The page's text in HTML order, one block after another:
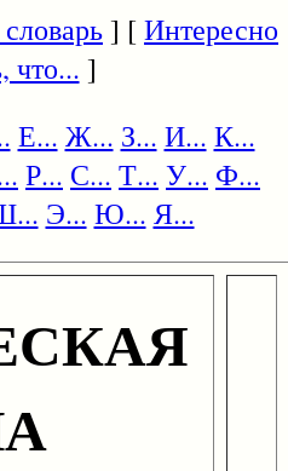
] [Интересно
что... ]
Е... Ж... З... И... К...
Р... С... Т... У... Ф...
Э... Ю... Я...